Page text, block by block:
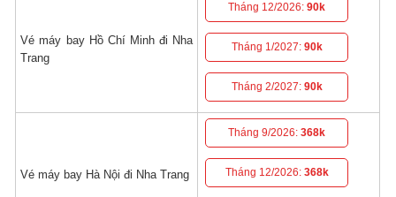
Vé máy bay Hồ Chí Minh đi Nha
Trang
Tháng 12/2026:90k
Tháng 1/2027: 90k
Tháng 2/2027: 90k
Vé máy bay Hà Nội đi Nha Trang
Tháng 9/2026:368k
Tháng 12/2026: 368k